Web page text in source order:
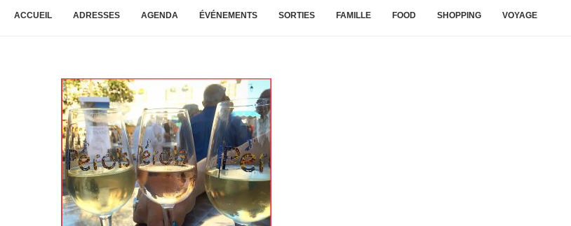
ACCUEIL ADRESSES AGENDA ÉVÉNEMENTS SORTIES FAMILLE FOOD SHOPPING VOYAGE